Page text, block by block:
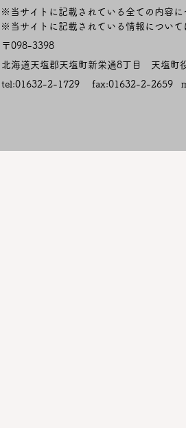
〒098-3398
​北海道天塩郡天塩町新栄通8丁目 天塩町
tel:01632-2-1729 fax:01632-2-2659
※当サイトに記載されている全ての内容に
​※当サイトに記載されている情報につい